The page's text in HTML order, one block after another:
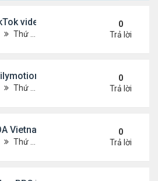
video vào diễn đàn
Thứ 4 Tháng 11 11, 2020 11:44 am
0
Trả lời
video vào diễn đàn
Thứ 5 Tháng 10 15, 2020 12:14 pm
0
Trả lời
Vietnamese vào diễn đàn
Thứ 5 Tháng 10 15, 2020 11:08 am
0
Trả lời